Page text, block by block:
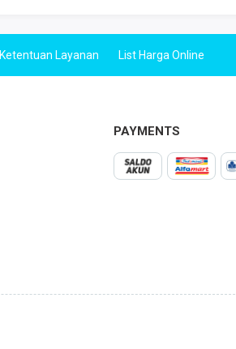
Ketentuan Layanan List Harga Online
PAYMENTS